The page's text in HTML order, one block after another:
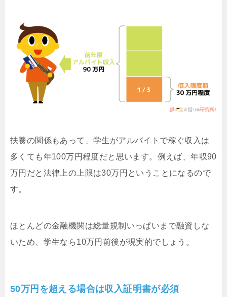
扶養の関係もあって、学生がアルバイトで稼ぐ収入は
多くても年100万円程度だと思います。例えば、年収90
万円だと法律上の上限は30万円ということになるので
す。
ほとんどの金融機関は総量規制いっぱいまで融資しな
いため、学生なら10万円前後が現実的でしょう。
50万円を超える場合は収入証明書が必須